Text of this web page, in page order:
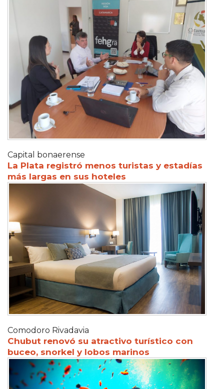
Capital bonaerense
La Plata registró menos turistas y estadías
más largas en sus hoteles
Comodoro Rivadavia
Chubut renovó su atractivo turístico con
buceo, snorkel y lobos marinos